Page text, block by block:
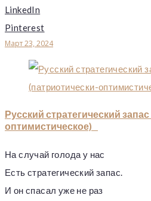
LinkedIn
Pinterest
Март 23, 2024
Русский стратегический
оптимистическое)
На случай голода у нас
Есть стратегический запас.
И он спасал уже не раз